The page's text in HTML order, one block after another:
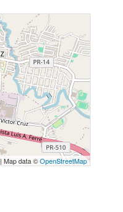
| Map data ©OpenStreetMap